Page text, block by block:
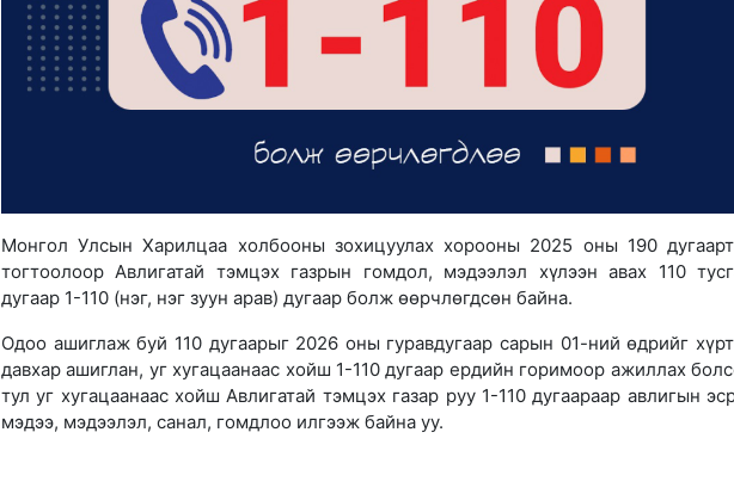
Монгол Улсын Харилцаа холбооны зохицуулах хорооны 2025 оны 190
тогтоолоор Авлигатай тэмцэх газрын гомдол, мэдээлэл хүлээн авах 110
дугаар 1-110 (нэг, нэг зуун арав) дугаар болж өөрчлөгдсөн байна.
Одоо ашиглаж буй 110 дугаарыг 2026 оны гуравдугаар сарын 01-ний өдрийг
давхар ашиглан, уг хугацаанаас хойш 1-110 дугаар ердийн горимоор ажиллах
тул уг хугацаанаас хойш Авлигатай тэмцэх газар руу 1-110 дугаараар авлигын
мэдээ, мэдээлэл, санал, гомдлоо илгээж байна уу.